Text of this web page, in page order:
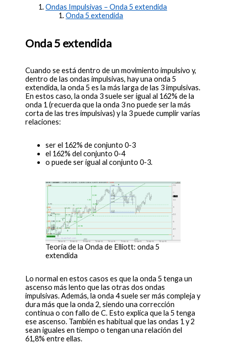
Ondas Impulsivas – Onda 5 extendida
Onda 5 extendida
Onda 5 extendida
Cuando se está dentro de un movimiento impulsivo y,
dentro de las ondas impulsivas, hay una onda 5
extendida, la onda 5 es la más larga de las 3 impulsivas.
En estos caso, la onda 3 suele ser igual al 162% de la
onda 1 (recuerda que la onda 3 no puede ser la más
corta de las tres impulsivas) y la 3 puede cumplir varias
relaciones:
ser el 162% de conjunto 0-3
el 162% del conjunto 0-4
o puede ser igual al conjunto 0-3.
Teoría de la Onda de Elliott: onda 5
extendida
Lo normal en estos casos es que la onda 5 tenga un
ascenso más lento que las otras dos ondas
impulsivas. Además, la onda 4 suele ser más compleja y
dura más que la onda 2, siendo una corrección
continua o con fallo de C. Esto explica que la 5 tenga
ese ascenso. También es habitual que las ondas 1 y 2
sean iguales en tiempo o tengan una relación del
61,8% entre ellas.